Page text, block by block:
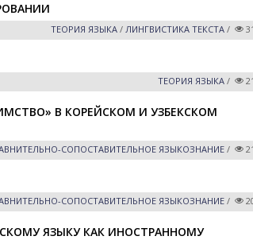
ТЕОРИЯ ЯЗЫКА /ЛИНГВИСТИКА ТЕКСТА /
ТЕОРИЯ ЯЗЫКА /
В КОРЕЙСКОМ И УЗБЕКСКОМ
СОПОСТАВИТЕЛЬНОЕ ЯЗЫКОЗНАНИЕ/
СОПОСТАВИТЕЛЬНОЕ ЯЗЫКОЗНАНИЕ/
ЯЗЫКУ КАК ИНОСТРАННОМУ